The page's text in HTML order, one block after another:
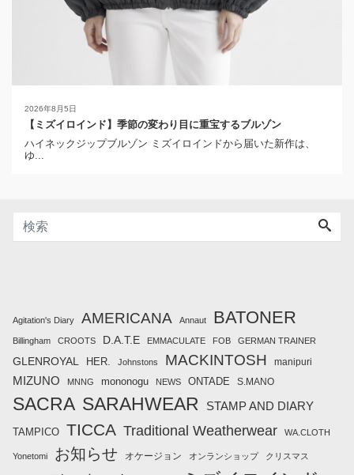
2026年8月5日
【ミズイロインド】季節の変わり目に重宝するブルゾン
ハイネックジップブルゾン ミズイロインドから届いた新作は、
ゆ...
Agitation's Diary AMERICANA Annaut BATONER
Billingham CROOTS D.A.T.E EMMACULATE FOB GERMAN TRAINER
GLENROYAL HER. Johnstons MACKINTOSH manipuri
MIZUNO MNNG mononogu NEWS ONTADE S.MANO
SACRA SARAHWEAR STAMP AND DIARY
TAMPICO TICCA Traditional Weatherwear WA.CLOTH
Yonetomi お知らせ オケージョン オンランショップ クリスマス